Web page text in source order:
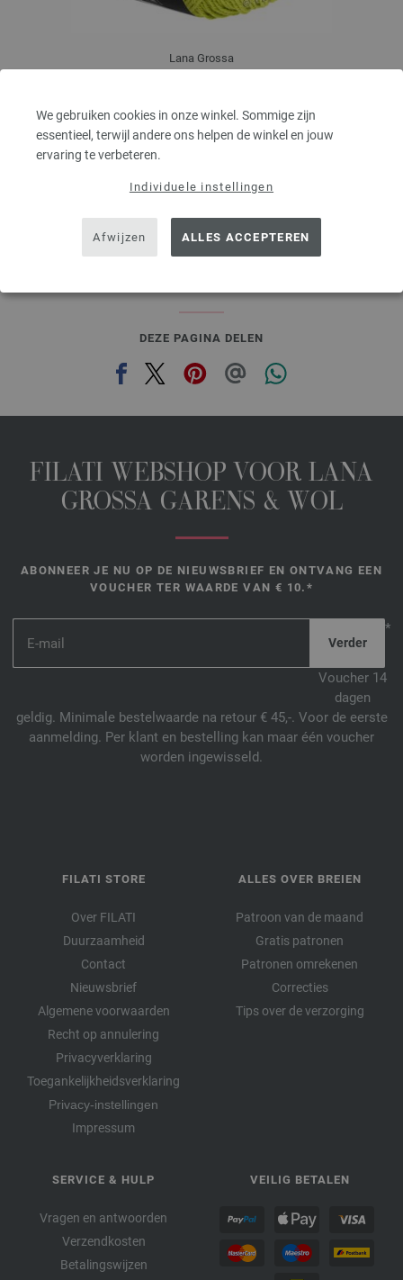
We gebruiken cookies in onze winkel. Sommige zijn
essentieel, terwijl andere ons helpen de winkel en jouw
ervaring te verbeteren.
Individuele instellingen
Afwijzen ALLES ACCEPTEREN
Lana Grossa
Looplengte: ca. 160 m / 50 g
Naalddikte: 3,5 - 4,5
excl. btw, excl. verzendkosten, Artikelprijs:83,20 €
prev
DEZE PAGINA DELEN
FILATI WEBSHOP VOOR LANA
GROSSA GARENS & WOL
ABONNEER JE NU OP DE NIEUWSBRIEF EN ONTVANG EEN
VOUCHER TER WAARDE VAN € 10.*
*
Voucher 14
dagen
geldig. Minimale bestelwaarde na retour € 45,-. Voor de eerste
aanmelding. Per klant en bestelling kan maar één voucher
worden ingewisseld.
FILATI STORE
Over FILATI
Duurzaamheid
Contact
Nieuwsbrief
Algemene voorwaarden
Recht op annulering
Privacyverklaring
Toegankelijkheidsverklaring
Privacy-instellingen
Impressum
ALLES OVER BREIEN
Patroon van de maand
Gratis patronen
Patronen omrekenen
Correcties
Tips over de verzorging
SERVICE & HULP
Vragen en antwoorden
Verzendkosten
Betalingswijzen
VEILIG BETALEN